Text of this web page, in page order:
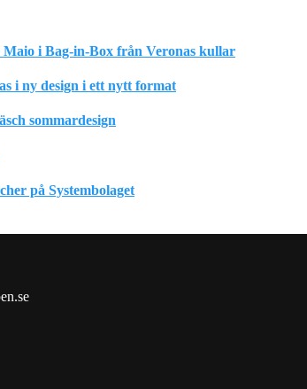
Maio i Bag-in-Box från Veronas kullar
i ny design i ett nytt format
sommardesign
på Systembolaget